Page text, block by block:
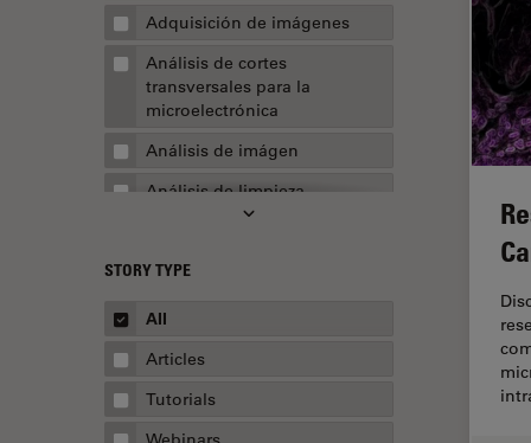
Adquisición de imágenes
Análisis de cortes
transversales para la
microelectrónica
Análisis de imágen
Análisis de limpieza
Apertura numérica
AR Surgery
Automoción y transporte
Biofarmacia
Biología celular
STORY TYPE
All
Articles
Tutorials